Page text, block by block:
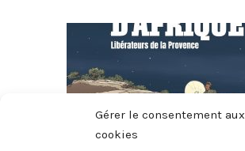
Gérer le consentement aux
cookies